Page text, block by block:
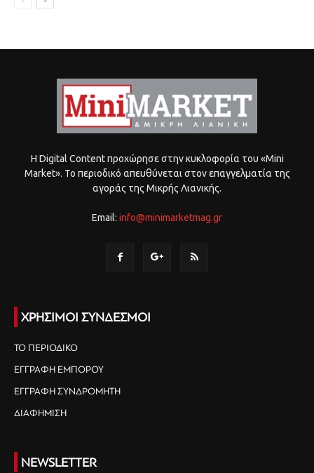
Η Digital Content προχώρησε στην κυκλοφορία του «Mini
Market». Το περιοδικό απευθύνεται στον επαγγελματία της
αγοράς της Μικρής Λιανικής.
Email: info@minimarketmag.gr
ΧΡΗΣΙΜΟΙ ΣΥΝΔΕΣΜΟΙ
ΤΟ ΠΕΡΙΟΔΙΚΟ
ΕΓΓΡΑΦΗ ΕΜΠΟΡΟΥ
ΕΓΓΡΑΦΗ ΣΥΝΔΡΟΜΗΤΗ
ΔΙΑΦΗΜΙΣΗ
NEWSLETTER